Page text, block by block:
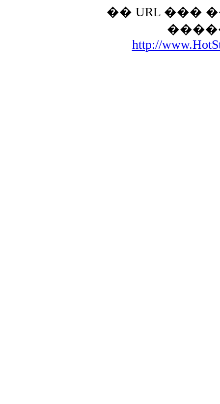
�� URL
http://